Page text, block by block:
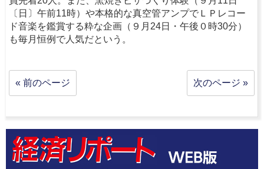
〔日〕午前11時）や本格的な真空管アンプでＬＰレコー
ド音楽を鑑賞する粋な企画（９月24日・午後０時30分）
も毎月恒例で人気だという。
« 前のページ 次のページ »